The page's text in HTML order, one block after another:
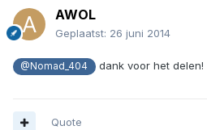
AWOL
Geplaatst: 26 juni 2014
@Nomad_404 dank voor het delen!
Quote